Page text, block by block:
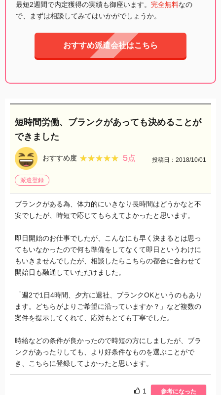
最短2週間で内定獲得の実績も御座います。 完全無料なの
で、まずは相談してみてはいかがでしょうか。
おすすめ派遣会社はこちら
短時間労働、ブランクがあっても決めることが
できました
おすすめ度 ★★★★★
★★★★★ 5点 投稿日：2018/10/01
派遣登録
ブランクがある為、体力的にいきなり長時間はどうかなと不
安でしたが、時短で応じてもらえてよかったと思います。
即日開始のお仕事でしたが、こんなにも早く決まるとは思っ
てもいなかったので何も準備をしてなくて即日というわけに
もいきませんでしたが、相談したらこちらの都合に合わせて
開始日も融通していただけました。
「週2で1日4時間、夕方に退社、ブランクOKというのもあり
ます。どちらがよりご希望に沿っていますか？」など複数の
案件を提示してくれて、応対もとても丁寧でした。
時給などの条件が良かったので時短の方にしましたが、ブラ
ンクがあったりしても、より好条件なものを選ぶことがで
き、こちらに登録してよかったと思います。
1 参考になった